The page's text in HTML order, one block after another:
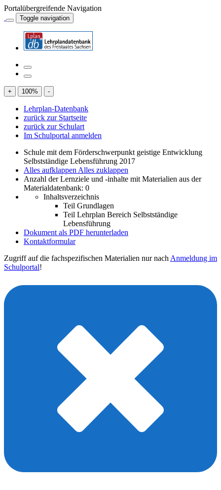
Portalübergreifende Navigation
Toggle navigation
+ 100% -
Lehrplan-Datenbank
zurück zur Startseite
zurück zur Schulart
Im Schulportal anmelden
Schule mit dem Förderschwerpunkt geistige Entwicklung
Selbstständige Lebensführung 2017
Alles aufklappen Alles zuklappen
Anzahl der Lernziele und -inhalte mit Materialien aus der
Materialdatenbank: 0
Inhaltsverzeichnis
Teil Grundlagen
Teil Lehrplan Bereich Selbstständige
Lebensführung
Dokument als PDF herunterladen
Kontaktformular
Zugriff auf die fachspezifischen Materialien nur nach Anmeldung im
Schulportal!